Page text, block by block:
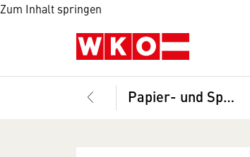
Zum Inhalt springen
Papier- und Spielwarenhandel, Landesgremium